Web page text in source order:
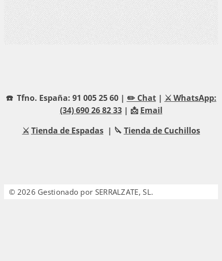
☎️ Tfno. España: 91 005 25 60 | ✏️ Chat| ⚔️ WhatsApp:
(34) 690 26 82 33| 📩 Email
⚔️ Tienda de Espadas| 🔪 Tienda de Cuchillos
© 2026 Gestionado por SERRALZATE, SL.